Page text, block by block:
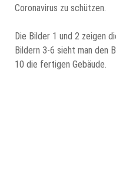
Coronavirus zu schützen.
Die Bilder 1 und 2 zeigen
Bildern 3-6 sieht man den
10 die fertigen Gebäude.